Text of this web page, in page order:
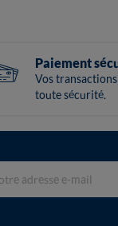
Paiement
Vos transactions
toute sécurité.